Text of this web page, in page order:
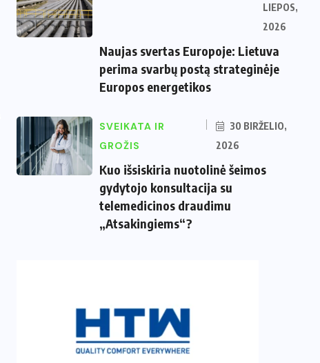
LIEPOS,
2026
Naujas svertas Europoje: Lietuva
perima svarbų postą strateginėje
Europos energetikos
SVEIKATA IR
GROŽIS
30 BIRŽELIO,
2026
Kuo išsiskiria nuotolinė šeimos
gydytojo konsultacija su
telemedicinos draudimu
„Atsakingiems“?